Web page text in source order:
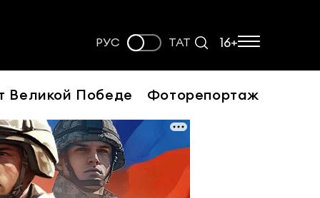
РУС ТАТ 16+
Великой Победе Фоторепортаж